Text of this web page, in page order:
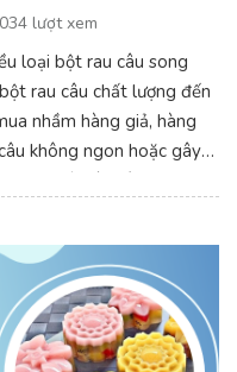
lượt xem
loại bột rau câu song
rau câu chất lượng đến
nhầm hàng giả, hàng
không ngon hoặc gây
có thành phần hoàn toàn
Tác Phân Phối
Vũ Minh Soviagar.